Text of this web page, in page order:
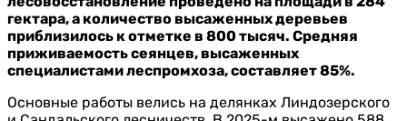
гектара, а количество высаженных деревьев
приблизилось к отметке в 800 тысяч. Средняя
приживаемость сеянцев, высаженных
специалистами леспромхоза, составляет 85%.
Основные работы велись на делянках Линдозерского